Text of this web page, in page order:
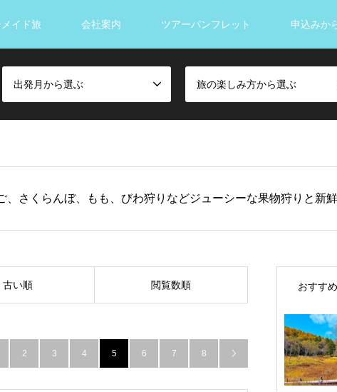
イド旅 会社案内 ツアーパンフレット 申込みか
出発月から選ぶ 旅の楽しみ方から選ぶ
、さくらんぼ、もも、びわ狩りなどジューシーな果物狩りと新
古い順 閲覧数順
2 3 4 5 6 7 8 
おすす